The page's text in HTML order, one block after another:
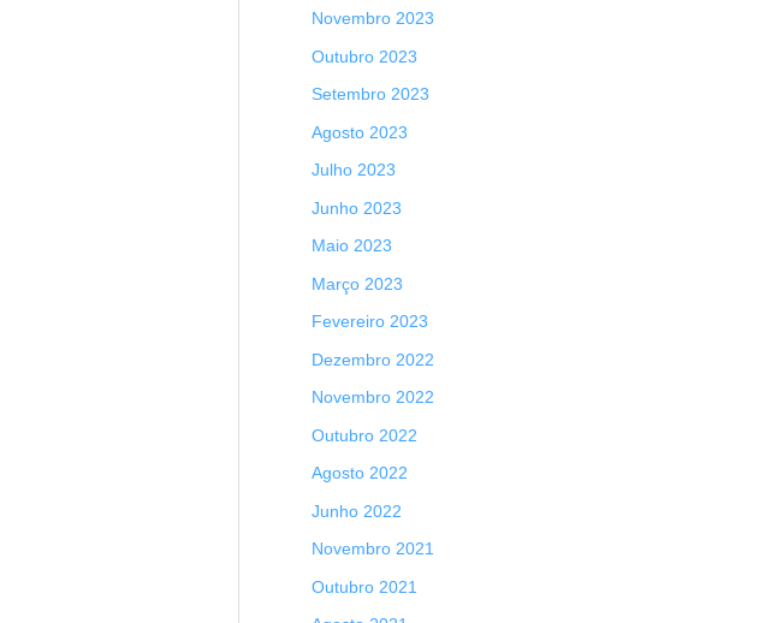
Novembro 2023
Outubro 2023
Setembro 2023
Agosto 2023
Julho 2023
Junho 2023
Maio 2023
Março 2023
Fevereiro 2023
Dezembro 2022
Novembro 2022
Outubro 2022
Agosto 2022
Junho 2022
Novembro 2021
Outubro 2021